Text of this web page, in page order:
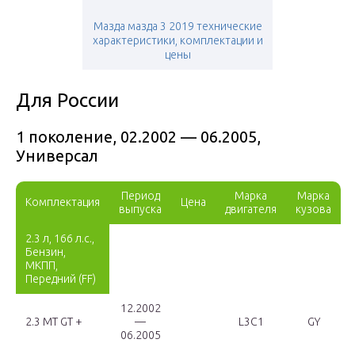
Мазда мазда 3 2019 технические
характеристики, комплектации и
цены
Для России
1 поколение, 02.2002 — 06.2005,
Универсал
Комплектация
Период
выпуска
Цена
Марка
двигателя
Марка
кузова
2.3 л, 166 л.с.,
Бензин,
МКПП,
Передний (FF)
2.3 MT GT +
12.2002
—
06.2005
L3C1 GY